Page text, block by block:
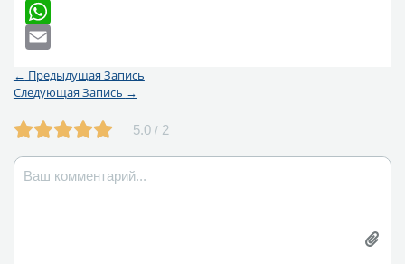
Odnoklassniki
WhatsApp
← Предыдущая Запись
Следующая Запись →
5.0/ 2